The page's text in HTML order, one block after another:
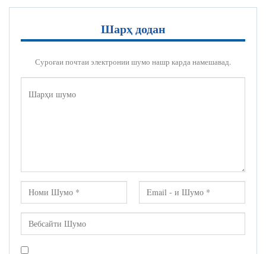
Шарҳ додан
Суроғаи почтаи электронии шумо нашр карда намешавад.